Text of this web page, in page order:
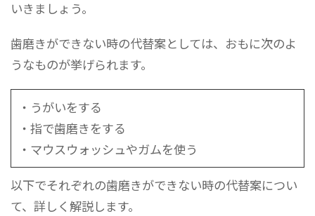
いきましょう。
歯磨きができない時の代替案としては、おもに次のよ
うなものが挙げられます。
・うがいをする
・指で歯磨きをする
・マウスウォッシュやガムを使う
以下でそれぞれの歯磨きができない時の代替案につい
て、詳しく解説します。